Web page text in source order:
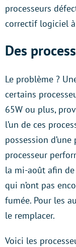
processeurs
correctif logiciel
Des
Le problème ?
certains
65W ou plus,
l’un de ces
possession
processeur
la mi-août afin
qui n’ont pas
fumée. Pour les
le remplacer.
Voici les